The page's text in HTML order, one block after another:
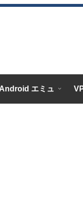
Android エミュ